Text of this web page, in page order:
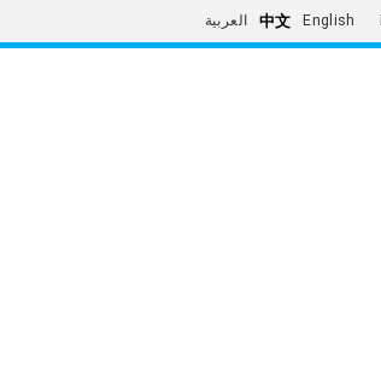
العربية 中文 English